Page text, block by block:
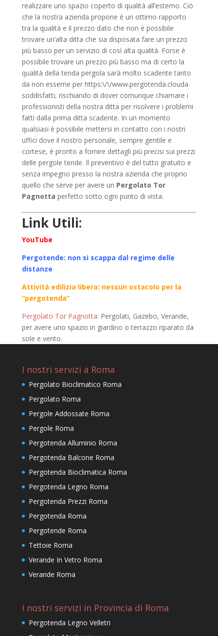
realizzare uno spazio coperto di qualità all’esterno. Ciò
che la nostra azienda propone è un ottimo rapporto
tra la qualità e il prezzo dato che non è possibile
trovare un’alta ditta che sia disposata fare un prezzo
più basso per un servizio di così alta qualità. Forse è
possibile trovare un prezzo più basso ma di certo la
qualità della tenda pergola sarà molto scadente tanto
da non esserne per https:\/\/www.pergotenda.clouda
soddisfatti, rischiando di dover comunque chiamare i
professionisti della nostra ditta per risolvere i problemi
fatti dalla prima ditta scadente. In un momento
qualsiasi è possibile mettersi in contatto con i nostri
uffici dove il nostro personale, sempre gentile e
cortese, è pronto a fornire dettagli più precisi sui prezzi
delle pergole tende. Il preventivo è del tutto gratuito e
senza impegno presso la nostra azienda che proprio
quello che serve per avere un Pergolato Tor
Pagnotta perfetto sotto ogni punto di vista.
Link Utili:
YouTube
Pergotende: non si scappa dal regime delle
distanze
Attività edilizia libera: nessun ostacolo per la
“pergotenda”
Pergolato Tor Pagnotta: Pergolati, Gazebo, Verande,
per avere uno spazio in giardino o terrazzo riparato da
sole e vento.
I nostri servizi a Roma
Pergolato Bioclimatico Roma
Pergolato Roma
Pergole Addossate Roma
Pergole Roma
Pergotenda Alluminio Roma
Pergotenda Balcone Roma
Pergotenda Bioclimatica Roma
Pergotenda Legno Roma
Pergotenda Prezzi Roma
Pergotenda Roma
Pergotende Roma
Tettoie Roma
Verande In Vetro Roma
Verande Roma
I nostri servizi in Provincia di Roma
Pergotenda Legno Velletri